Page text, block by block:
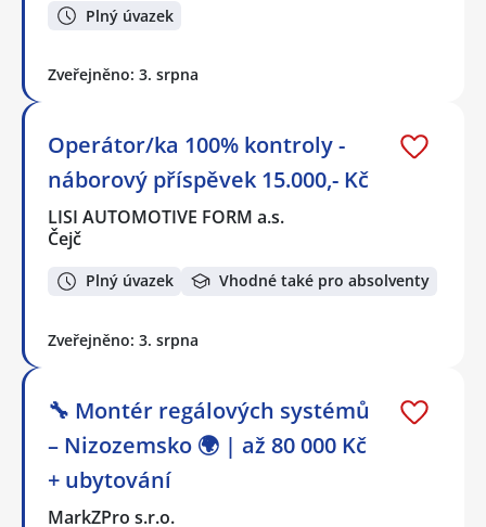
Plný úvazek
Zveřejněno: 3. srpna
Operátor/ka 100% kontroly -
náborový příspěvek 15.000,- Kč
LISI AUTOMOTIVE FORM a.s.
Čejč
Plný úvazek Vhodné také pro absolventy
Zveřejněno: 3. srpna
🔧 Montér regálových systémů
– Nizozemsko 🌍 | až 80 000 Kč
+ ubytování
MarkZPro s.r.o.